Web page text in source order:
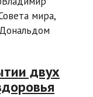
мира,
двух